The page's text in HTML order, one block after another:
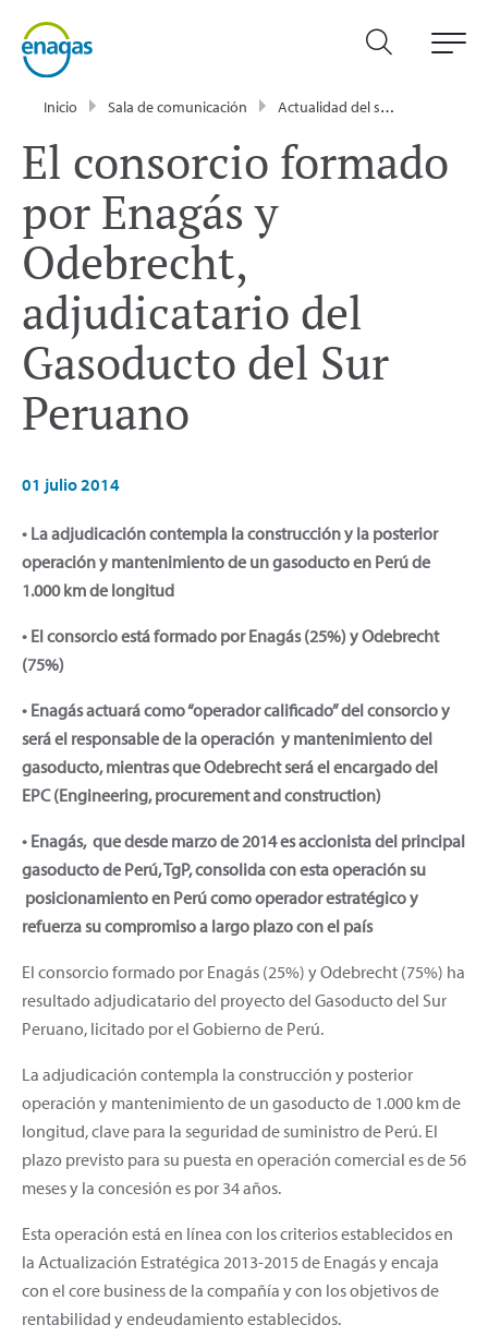
Inicio Sala de comunicación Actualidad del sector energético - Enagás
El consorcio formado
por Enagás y
Odebrecht,
adjudicatario del
Gasoducto del Sur
Peruano
01 julio 2014
• La adjudicación contempla la construcción y la posterior
operación y mantenimiento de un gasoducto en Perú de
1.000 km de longitud
• El consorcio está formado por Enagás (25%) y Odebrecht
(75%)
• Enagás actuará como “operador calificado” del consorcio y
será el responsable de la operación y mantenimiento del
gasoducto, mientras que Odebrecht será el encargado del
EPC (Engineering, procurement and construction)
• Enagás, que desde marzo de 2014 es accionista del principal
gasoducto de Perú, TgP, consolida con esta operación su
posicionamiento en Perú como operador estratégico y
refuerza su compromiso a largo plazo con el país
El consorcio formado por Enagás (25%) y Odebrecht (75%) ha
resultado adjudicatario del proyecto del Gasoducto del Sur
Peruano, licitado por el Gobierno de Perú.
La adjudicación contempla la construcción y posterior
operación y mantenimiento de un gasoducto de 1.000 km de
longitud, clave para la seguridad de suministro de Perú. El
plazo previsto para su puesta en operación comercial es de 56
meses y la concesión es por 34 años.
Esta operación está en línea con los criterios establecidos en
la Actualización Estratégica 2013-2015 de Enagás y encaja
con el core business de la compañía y con los objetivos de
rentabilidad y endeudamiento establecidos.